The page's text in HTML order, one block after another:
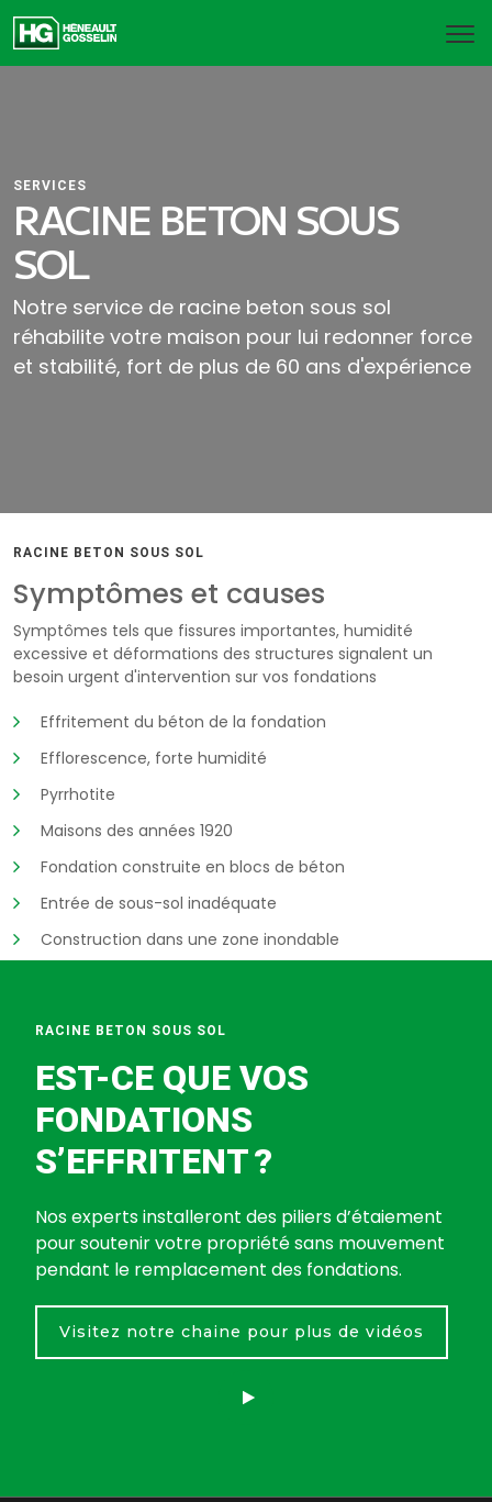
SERVICES
RACINE BETON SOUS
SOL
Notre service de racine beton sous sol
réhabilite votre maison pour lui redonner force
et stabilité, fort de plus de 60 ans d'expérience
RACINE BETON SOUS SOL
Symptômes et causes
Symptômes tels que fissures importantes, humidité
excessive et déformations des structures signalent un
besoin urgent d'intervention sur vos fondations
Effritement du béton de la fondation
Efflorescence, forte humidité
Pyrrhotite
Maisons des années 1920
Fondation construite en blocs de béton
Entrée de sous-sol inadéquate
Construction dans une zone inondable
RACINE BETON SOUS SOL
EST-CE QUE VOS
FONDATIONS
S’EFFRITENT ?
Nos experts installeront des piliers d’étaiement
pour soutenir votre propriété sans mouvement
pendant le remplacement des fondations.
Visitez notre chaine pour plus de vidéos